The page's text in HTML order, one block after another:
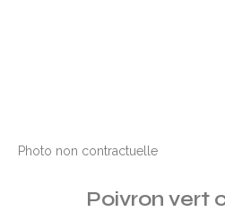
Photo non contractuelle
Poivron vert